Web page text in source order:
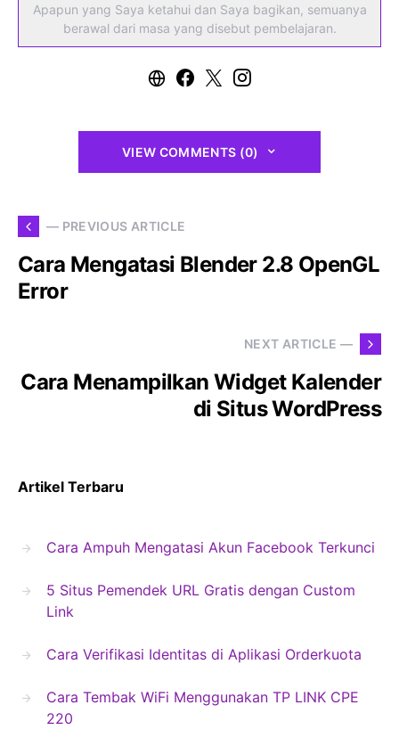
Apapun yang Saya ketahui dan Saya bagikan, semuanya
berawal dari masa yang disebut pembelajaran.
VIEW COMMENTS (0)
— PREVIOUS ARTICLE
Cara Mengatasi Blender 2.8 OpenGL
Error
NEXT ARTICLE —
Cara Menampilkan Widget Kalender
di Situs WordPress
Artikel Terbaru
Cara Ampuh Mengatasi Akun Facebook Terkunci
5 Situs Pemendek URL Gratis dengan Custom
Link
Cara Verifikasi Identitas di Aplikasi Orderkuota
Cara Tembak WiFi Menggunakan TP LINK CPE
220